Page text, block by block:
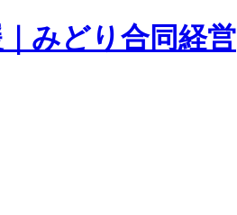
みどり合同経営